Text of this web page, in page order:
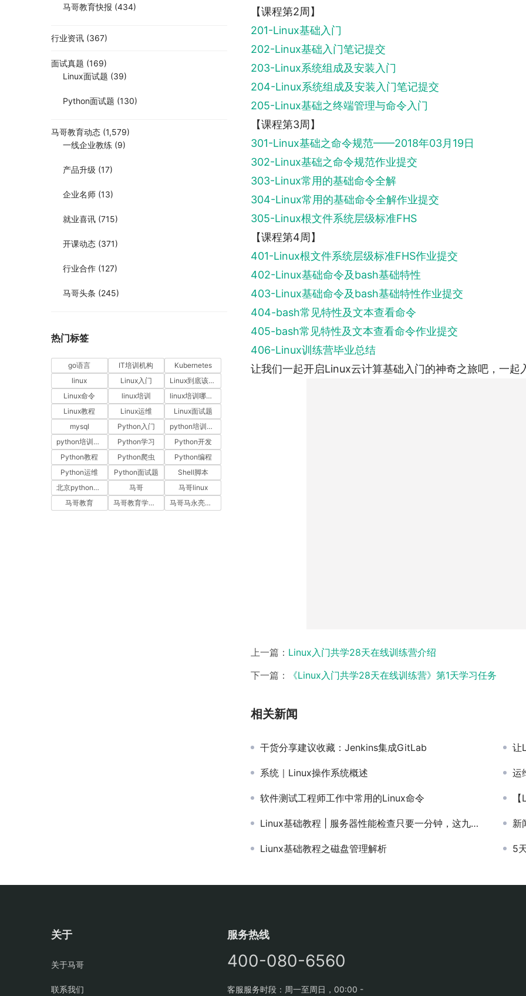
【课程第2周】
201-Linux基础入门
202-Linux基础入门笔记提交
203-Linux系统组成及安装入门
204-Linux系统组成及安装入门笔记提交
205-Linux基础之终端管理与命令入门
【课程第3周】
301-Linux基础之命令规范——2018年03月19日
302-Linux基础之命令规范作业提交
303-Linux常用的基础命令全解
304-Linux常用的基础命令全解作业提交
305-Linux根文件系统层级标准FHS
【课程第4周】
401-Linux根文件系统层级标准FHS作业提交
402-Linux基础命令及bash基础特性
403-Linux基础命令及bash基础特性作业提交
404-bash常见特性及文本查看命令
405-bash常见特性及文本查看命令作业提交
406-Linux训练营毕业总结
让我们一起开启Linux云计算基础入门的神奇之旅吧，一起
上一篇： Linux入门共学28天在线训练营介绍
下一篇：
《Linux入门共学28天在线训练营》第1天学习任务
相关新闻
干货分享建议收藏：Jenkins集成GitLab 让
系统｜Linux操作系统概述 运
软件测试工程师工作中常用的Linux命令
Linux基础教程 | 服务器性能检查只要一分钟，这九条命令来帮你 新
Liunx基础教程之磁盘管理解析 5
马哥教育快报 (434)
行业资讯 (367)
面试真题 (169)
Linux面试题 (39)
Python面试题 (130)
马哥教育动态 (1,579)
一线企业教练 (9)
产品升级 (17)
企业名师 (13)
就业喜讯 (715)
开课动态 (371)
行业合作 (127)
马哥头条 (245)
热门标签
go语言 IT培训机构
Kubernetes
linux
Linux入门
Linux到底该怎样学？
Linux命令
linux培训
linux培训哪家好
Linux教程
Linux运维
Linux面试题
mysql
Python入门
python培训哪家好
python培训排名
Python学习
Python开发
Python教程
Python爬虫
Python编程
Python运维
Python面试题
Shell脚本
北京python培训
马哥
马哥linux
马哥教育
马哥教育学员故事 马哥马永亮，马哥linux讲师，马哥教育ceo
关于
关于马哥
联系我们
服务热线
400-080-6560
客服服务时段：周一至周日，00:00 -